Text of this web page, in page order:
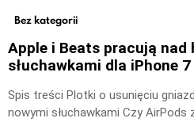
Bez kategorii
Apple i Beats pracują nad
słuchawkami dla iPhone 7
Spis treści Plotki o usunięciu
nowymi słuchawkami Czy AirPods